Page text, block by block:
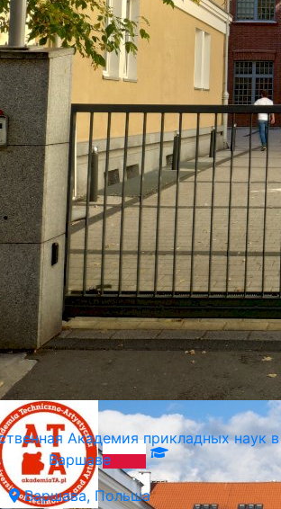
VIAMODA INDUSTRIAL
Варшава, Польша
Академия прикладных наук в
Варшаве
Варшава, Польша